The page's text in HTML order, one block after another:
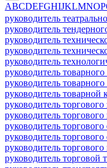
ABCDEFGHIJKLMNOP
руководитель
руководитель
руководитель
руководитель
руководитель
руководитель
руководитель товарного
руководитель товарной
руководитель торгового
руководитель
руководитель торгового
руководитель торгового
руководитель торгового
руководитель торговой